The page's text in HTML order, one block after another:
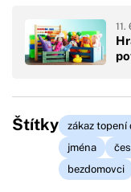
11.
Štítky zákaz topení
jména
bezdomovci